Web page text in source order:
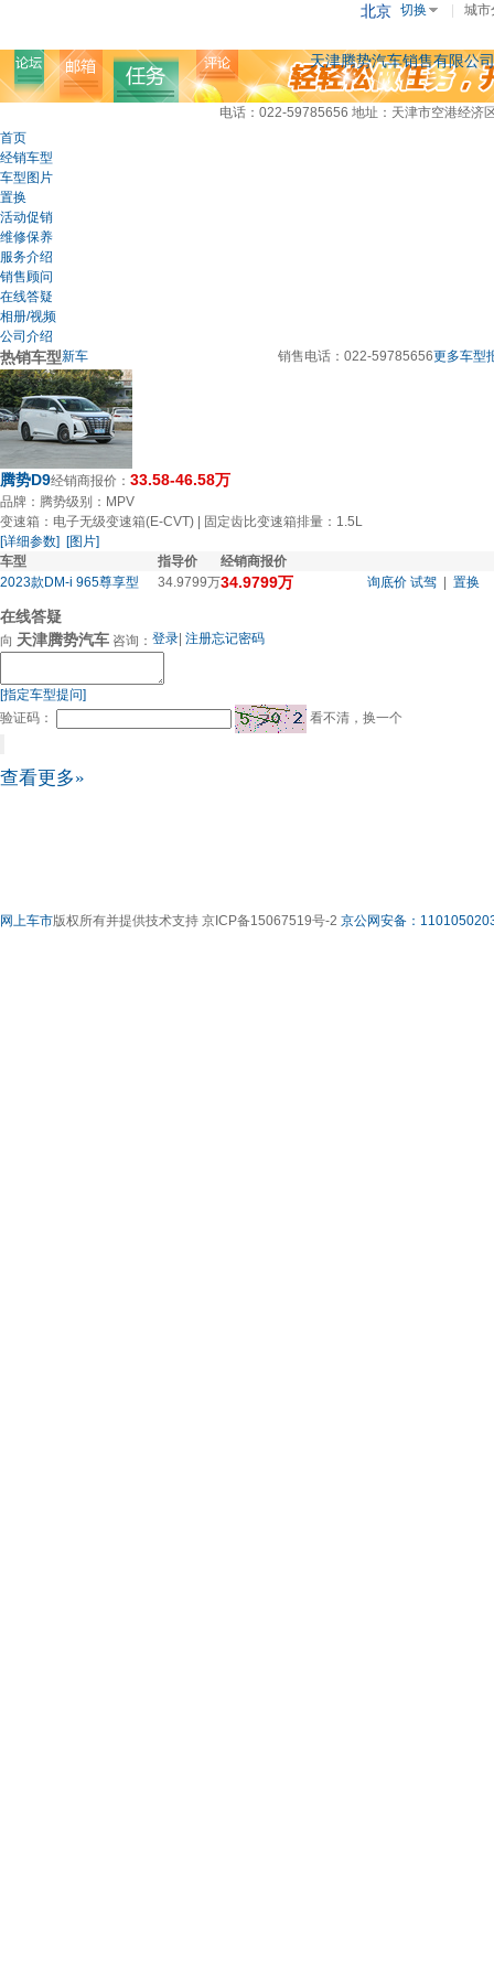
北京 切换 城市
天津腾势汽车销售有限公司
电话：022-59785656 地址：天津市空港经济
首页
经销车型
车型图片
置换
活动促销
维修保养
服务介绍
销售顾问
在线答疑
相册/视频
公司介绍
更多车型
销售电话： 022-59785656
热销车型新车
腾势D9经销商报价： 33.58-46.58万
品牌：腾势级别：MPV
变速箱：电子无级变速箱(E-CVT) | 固定齿比变速箱排量：1.5L
[详细参数] [图片]
车型
指导价
经销商报价
2023款DM-i 965尊享型
34.9799万34.9799万 询底价 试驾 置换
在线答疑
向 天津腾势汽车 咨询： 登录 注册忘记密码
[指定车型提问]
验证码：
看不清，换一个
查看更多»
网上车市版权所有并提供技术支持 京ICP备15067519号-2 京公网安备：